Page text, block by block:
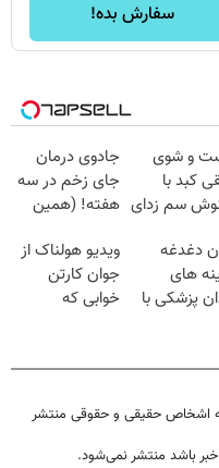
سفارش بده!
و شوی
کبد با
سم زدای
جادوی درمان
جای زخم در سه
هفته! (همین
صحبت کنید)
دغدغه
های
پزشکی با
ویدیو هولناک از
جوان کارتن
خوابی که
اشخاص حقیقی و حقوقی منتشر
خبر باشد منتشر نمی‌شود.